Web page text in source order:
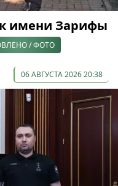
имени Зарифы
/ ФОТО
06 АВГУСТА 2026 20:38